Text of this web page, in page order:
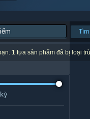
1 tựa sản phẩm đã bị loại